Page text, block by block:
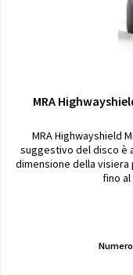
MRA
MRA Highwayshield
suggestivo del disco è
dimensione della
fino al